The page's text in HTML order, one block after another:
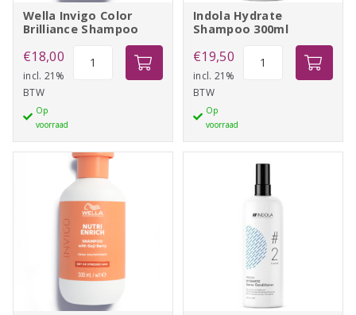
Wella Invigo Color
Brilliance Shampoo
€18,00
incl. 21%
BTW
Op
voorraad
aantal
Indola Hydrate
Shampoo 300ml
€19,50
incl. 21%
BTW
Op
voorraad